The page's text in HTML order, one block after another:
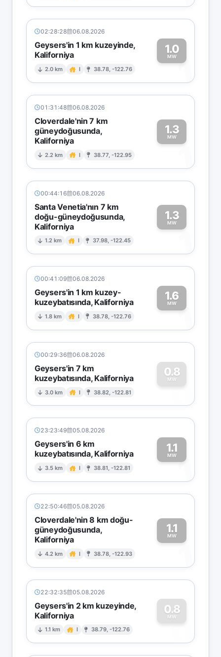
02:28:28 06.08.2026
Geysers'in 1 km kuzeyinde,
Kaliforniya
2.0 km I 38.78, -122.76
1.0
MW1
01:31:48 06.08.2026
Cloverdale'nin 7 km
güneydoğusunda,
Kaliforniya
2.2 km I 38.77, -122.95
1.3
MW
1
00:44:16 06.08.2026
Santa Venetia'nın 7 km
doğu-güneydoğusunda,
Kaliforniya
1.2 km I 37.98, -122.45
1.3
MW
1
00:41:09 06.08.2026
Geysers'in 1 km kuzey-
kuzeybatısında, Kaliforniya
1.8 km I 38.78, -122.76
1.6
MW1
00:29:36 06.08.2026
Geysers'in 7 km
kuzeybatısında, Kaliforniya
3.0 km I 38.82, -122.81
0.8
MW
0
23:23:49 05.08.2026
Geysers'in 6 km
kuzeybatısında, Kaliforniya
3.5 km I 38.81, -122.81
1.1
MW1
22:50:46 05.08.2026
Cloverdale'nin 8 km doğu-
güneydoğusunda,
Kaliforniya
4.2 km I 38.78, -122.93
1.1
MW
1
22:32:35 05.08.2026
Geysers'in 2 km kuzeyinde,
Kaliforniya
1.1 km I 38.79, -122.76
0.8
MW
0